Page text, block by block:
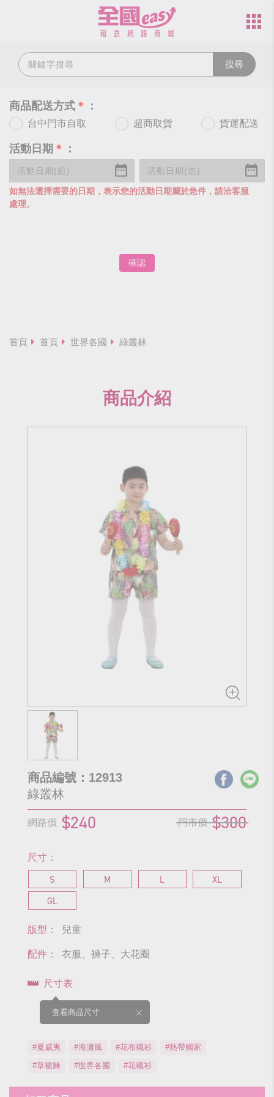
搜尋
商品配送方式 ＊ ：
台中門市自取 超商取貨 貨運配送
活動日期 ＊ ：
如無法選擇需要的日期，表示您的活動日期屬於急件，請洽客服
處理。
確認
首頁 首頁 世界各國 綠叢林
商品介紹
商品編號：12913
綠叢林
網路價 $240 門市價 $300
尺寸：
S M L
XL
GL
版型： 兒童
配件： 衣服、褲子、大花圈
尺寸表
查看商品尺寸
#夏威夷 #海灘風 #花布襯衫
#熱帶國家
#草裙舞
#世界各國 #花襯衫